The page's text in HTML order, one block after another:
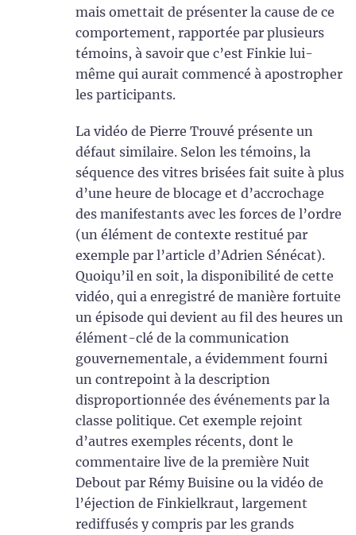
mais omettait de présenter la cause de ce
comportement, rapportée par plusieurs
témoins, à savoir que c’est Finkie lui-
même qui aurait commencé à apostropher
les participants.
La vidéo de Pierre Trouvé présente un
défaut similaire. Selon les témoins, la
séquence des vitres brisées fait suite à plus
d’une heure de blocage et d’accrochage
des manifestants avec les forces de l’ordre
(un élément de contexte restitué par
exemple par l’article d’Adrien Sénécat).
Quoiqu’il en soit, la disponibilité de cette
vidéo, qui a enregistré de manière fortuite
un épisode qui devient au fil des heures un
élément-clé de la communication
gouvernementale, a évidemment fourni
un contrepoint à la description
disproportionnée des événements par la
classe politique. Cet exemple rejoint
d’autres exemples récents, dont le
commentaire live de la première Nuit
Debout par Rémy Buisine ou la vidéo de
l’éjection de Finkielkraut, largement
rediffusés y compris par les grands